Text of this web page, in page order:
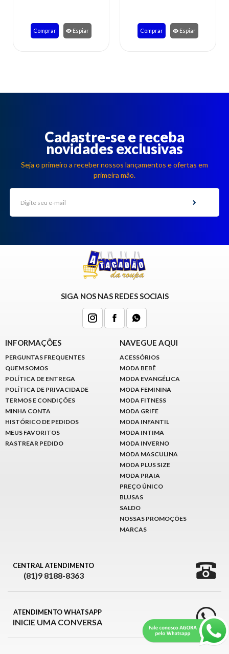
Comprar Espiar Comprar Espiar
Cadastre-se e receba
novidades exclusivas
Seja o primeiro a receber nossos lançamentos e ofertas em
primeira mão.
SIGA NOS NAS REDES SOCIAIS
INFORMAÇÕES
PERGUNTAS FREQUENTES
QUEM SOMOS
POLÍTICA DE ENTREGA
POLÍTICA DE PRIVACIDADE
TERMOS E CONDIÇÕES
MINHA CONTA
HISTÓRICO DE PEDIDOS
MEUS FAVORITOS
RASTREAR PEDIDO
NAVEGUE AQUI
ACESSÓRIOS
MODA BEBÊ
MODA EVANGÉLICA
MODA FEMININA
MODA FITNESS
MODA GRIFE
MODA INFANTIL
MODA INTIMA
MODA INVERNO
MODA MASCULINA
MODA PLUS SIZE
MODA PRAIA
PREÇO ÚNICO
BLUSAS
SALDO
NOSSAS PROMOÇÕES
MARCAS
CENTRAL ATENDIMENTO
(81)9 8188-8363
ATENDIMENTO WHATSAPP
INICIE UMA CONVERSA